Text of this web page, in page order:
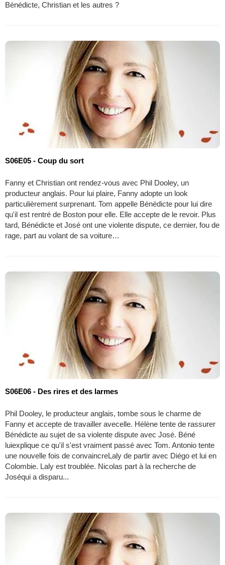
Bénédicte, Christian et les autres ?
S06E05 - Coup du sort
Fanny et Christian ont rendez-vous avec Phil Dooley, un
producteur anglais. Pour lui plaire, Fanny adopte un look
particulièrement surprenant. Tom appelle Bénédicte pour lui dire
qu'il est rentré de Boston pour elle. Elle accepte de le revoir. Plus
tard, Bénédicte et José ont une violente dispute, ce dernier, fou de
rage, part au volant de sa voiture…
S06E06 - Des rires et des larmes
Phil Dooley, le producteur anglais, tombe sous le charme de
Fanny et accepte de travailler avecelle. Hélène tente de rassurer
Bénédicte au sujet de sa violente dispute avec José. Béné
luiexplique ce qu'il s'est vraiment passé avec Tom. Antonio tente
une nouvelle fois de convaincreLaly de partir avec Diégo et lui en
Colombie. Laly est troublée. Nicolas part à la recherche de
Joséqui a disparu...